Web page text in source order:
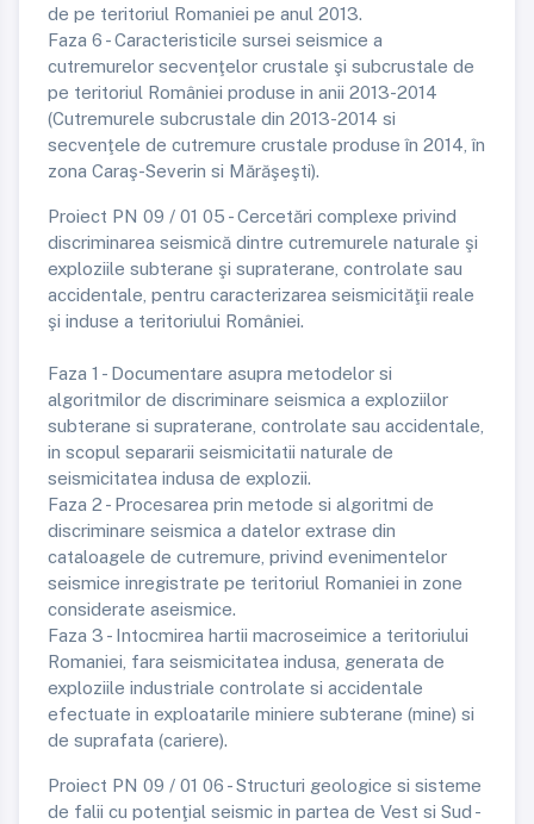
de pe teritoriul Romaniei pe anul 2013.
Faza 6 - Caracteristicile sursei seismice a
cutremurelor secvenţelor crustale şi subcrustale de
pe teritoriul României produse in anii 2013-2014
(Cutremurele subcrustale din 2013-2014 si
secvenţele de cutremure crustale produse în 2014, în
zona Caraş-Severin si Mărăşeşti).
Proiect PN 09 / 01 05 - Cercetări complexe privind
discriminarea seismică dintre cutremurele naturale şi
exploziile subterane şi supraterane, controlate sau
accidentale, pentru caracterizarea seismicităţii reale
şi induse a teritoriului României.
Faza 1 - Documentare asupra metodelor si
algoritmilor de discriminare seismica a exploziilor
subterane si supraterane, controlate sau accidentale,
in scopul separarii seismicitatii naturale de
seismicitatea indusa de explozii.
Faza 2 - Procesarea prin metode si algoritmi de
discriminare seismica a datelor extrase din
cataloagele de cutremure, privind evenimentelor
seismice inregistrate pe teritoriul Romaniei in zone
considerate aseismice.
Faza 3 - Intocmirea hartii macroseimice a teritoriului
Romaniei, fara seismicitatea indusa, generata de
exploziile industriale controlate si accidentale
efectuate in exploatarile miniere subterane (mine) si
de suprafata (cariere).
Proiect PN 09 / 01 06 - Structuri geologice si sisteme
de falii cu potenţial seismic in partea de Vest si Sud -